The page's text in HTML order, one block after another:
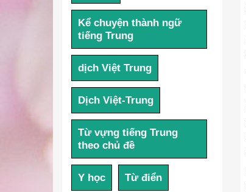
Kể chuyện thành ngữ
tiếng Trung
dịch Việt Trung
Dịch Việt-Trung
Từ vựng tiếng Trung
theo chủ đề
Y học Từ điển